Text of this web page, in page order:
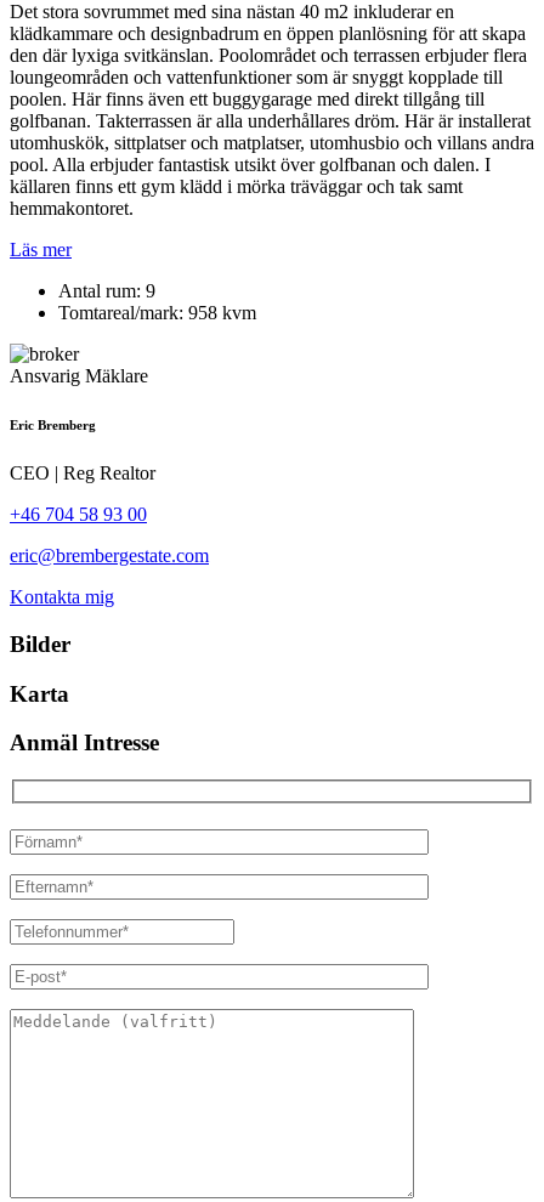
Det stora sovrummet med sina nästan 40 m2 inkluderar en
klädkammare och designbadrum en öppen planlösning för att skapa
den där lyxiga svitkänslan. Poolområdet och terrassen erbjuder flera
loungeområden och vattenfunktioner som är snyggt kopplade till
poolen. Här finns även ett buggygarage med direkt tillgång till
golfbanan. Takterrassen är alla underhållares dröm. Här är installerat
utomhuskök, sittplatser och matplatser, utomhusbio och villans andra
pool. Alla erbjuder fantastisk utsikt över golfbanan och dalen. I
källaren finns ett gym klädd i mörka träväggar och tak samt
hemmakontoret.
Läs mer
Antal rum: 9
Tomtareal/mark: 958 kvm
Ansvarig Mäklare
Eric Bremberg
CEO | Reg Realtor
+46 704 58 93 00
eric@brembergestate.com
Kontakta mig
Bilder
Karta
Anmäl Intresse